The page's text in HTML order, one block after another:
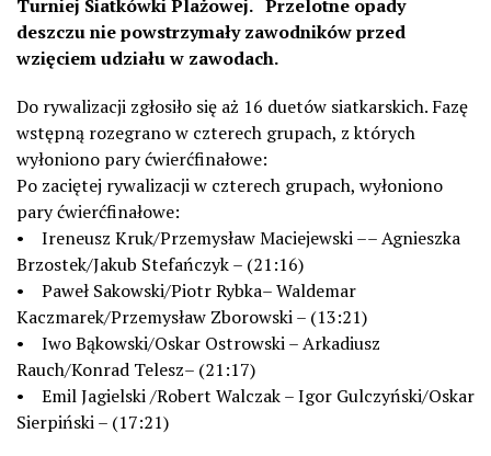
Turniej Siatkówki Plażowej. Przelotne opady
deszczu nie powstrzymały zawodników przed
wzięciem udziału w zawodach.
Do rywalizacji zgłosiło się aż 16 duetów siatkarskich. Fazę
wstępną rozegrano w czterech grupach, z których
wyłoniono pary ćwierćfinałowe:
Po zaciętej rywalizacji w czterech grupach, wyłoniono
pary ćwierćfinałowe:
• Ireneusz Kruk/Przemysław Maciejewski –– Agnieszka
Brzostek/Jakub Stefańczyk – (21:16)
• Paweł Sakowski/Piotr Rybka– Waldemar
Kaczmarek/Przemysław Zborowski – (13:21)
• Iwo Bąkowski/Oskar Ostrowski – Arkadiusz
Rauch/Konrad Telesz– (21:17)
• Emil Jagielski /Robert Walczak – Igor Gulczyński/Oskar
Sierpiński – (17:21)